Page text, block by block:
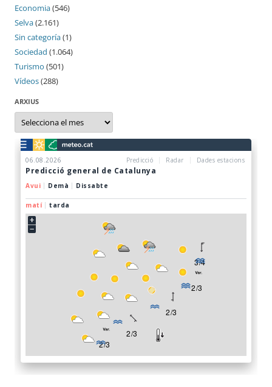
Economia(546)
Selva(2.161)
Sin categoría(1)
Sociedad (1.064)
Turismo (501)
Vídeos(288)
ARXIUS
Arxius